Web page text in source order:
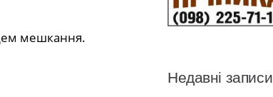
мешкання.
Недавні записи